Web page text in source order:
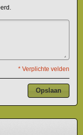
* Verplichte velden
Opslaan